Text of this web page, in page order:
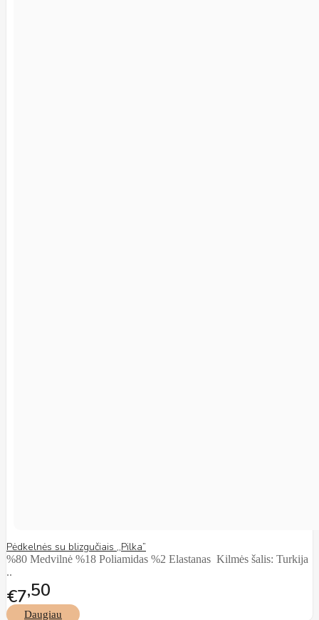
Pėdkelnės su blizgučiais ,,Pilka”
%80 Medvilnė %18 Poliamidas %2 Elastanas Kilmės šalis: Turkija
..
€7 50
Daugiau